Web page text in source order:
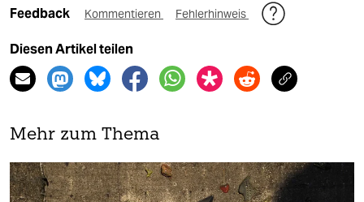
Feedback Kommentieren Fehlerhinweis
Diesen Artikel teilen
Mehr zum Thema